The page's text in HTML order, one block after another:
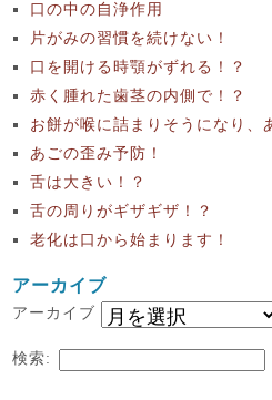
口の中の自浄作用
片がみの習慣を続けない！
口を開ける時顎がずれる！？
赤く腫れた歯茎の内側で！？
お餅が喉に詰まりそうになり、
あごの歪み予防！
舌は大きい！？
舌の周りがギザギザ！？
老化は口から始まります！
アーカイブ
アーカイブ
検索: